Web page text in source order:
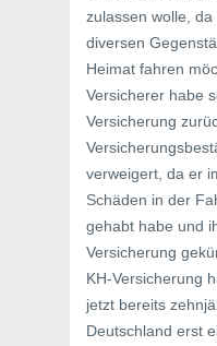
zulassen wolle,
diversen
Heimat fahren
Versicherer habe
Versicherung
verweigert, da er
Schäden in der
gehabt habe und
Versicherung
KH-Versicherung
jetzt bereits
Deutschland erst